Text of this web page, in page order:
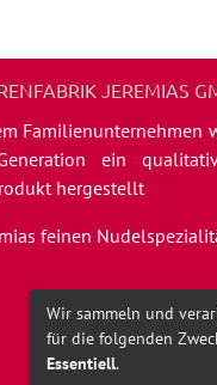
JEREMIAS
Familienunternehmen
ein
hergestellt
feinen
Wir sammeln und
für die folgenden
Essentiell.